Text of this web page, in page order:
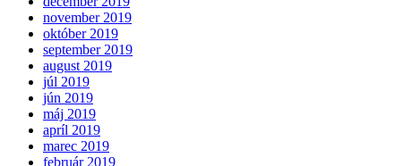
november 2019
október 2019
september 2019
august 2019
júl 2019
jún 2019
máj 2019
apríl 2019
marec 2019
február 2019